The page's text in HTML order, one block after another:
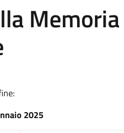
2025